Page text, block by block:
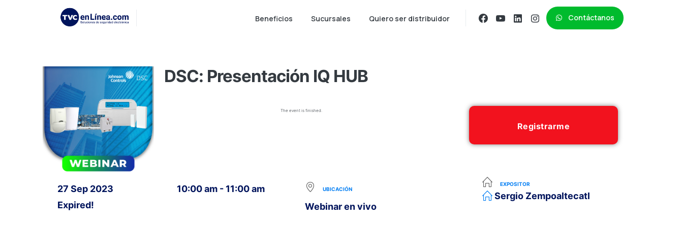
Beneficios Sucursales Quiero ser distribuidor Contáctanos
DSC: Presentación IQ HUB
The event is finished.
Registrarme
27 Sep 2023
Expired!
10:00 am - 11:00 am UBICACIÓN
Webinar en vivo
EXPOSITOR
Sergio Zempoaltecatl